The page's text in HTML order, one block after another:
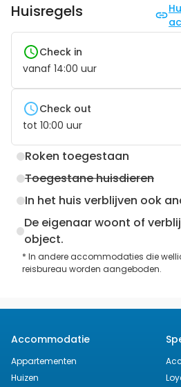
Huisregels
Check in
vanaf 14:00 uur
Check out
tot 10:00 uur
Roken toegestaan
Toegestane huisdieren
In het huis verblijven ook
De eigenaar woont of
object.
* In andere accommodaties die
reisbureau worden aangeboden.
Accommodatie
Appartementen
Huizen